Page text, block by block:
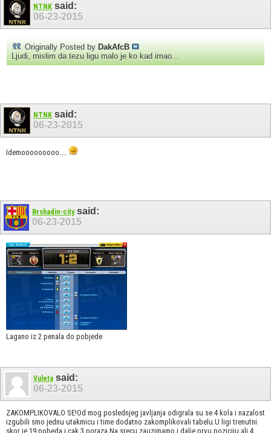
NTNK said:
06-23-2015
Originally Posted by DakAfcB
Ljudi, mislim da tezu ligu malo je ko kad imao...
NTNK said:
06-23-2015
Idemooooooooo....
Brshadin-citysaid:
06-23-2015
Lagano iz 2 penala do pobjede
Vuleta said:
06-23-2015
ZAKOMPLIKOVALO SE!Od mog poslednjeg javljanja odigrala su se 4 kola i nazalost
izgubili smo jednu utakmicu i time dodatno zakomplikovali tabelu.U ligi trenutni
skor je 19 pobeda i cak 3 poraza.Na srecu zauzimamo i dalje prvu poziciju ali 4